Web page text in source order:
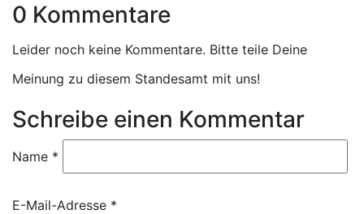
0 Kommentare
Leider noch keine Kommentare. Bitte teile Deine
Meinung zu diesem Standesamt mit uns!
Schreibe einen Kommentar
Name *
E-Mail-Adresse *